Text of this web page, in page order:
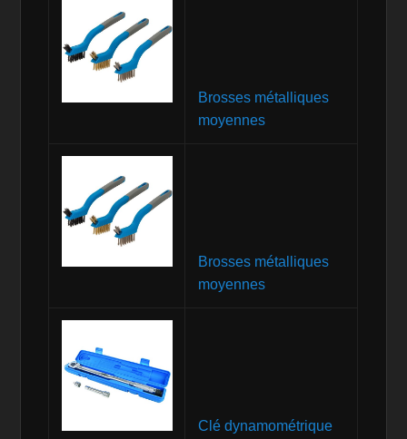
Brosses métalliques
moyennes
Brosses métalliques
moyennes
Clé dynamométrique